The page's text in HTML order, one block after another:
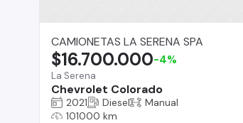
CAMIONETAS LA SERENA SPA
La Serena
Chevrolet Colorado
$16.700.000-4%
2021 Diesel
Manual
101000 km